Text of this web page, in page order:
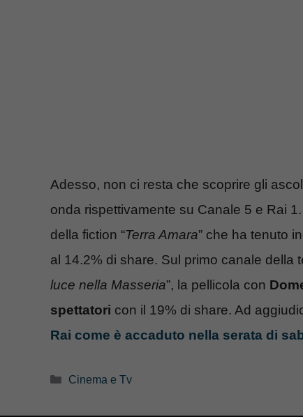
Adesso, non ci resta che scoprire gli
onda rispettivamente su Canale 5 e Rai
della fiction “Terra Amara” che ha tenuto
al 14.2% di share. Sul primo canale della
luce nella Masseria”, la pellicola con
spettatori con il 19% di share. Ad
Rai come è accaduto nella serata di
Categorie
Cinema e Tv